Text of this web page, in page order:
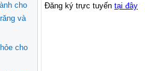
cho
và
cho
Đăng ký trực tuyến tại đây